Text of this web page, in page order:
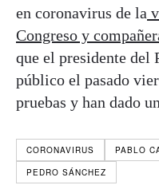
en coronavirus de la
Congreso y
que el presidente del
público el pasado
pruebas y han dado
CORONAVIRUS PABLO
PEDRO SÁNCHEZ